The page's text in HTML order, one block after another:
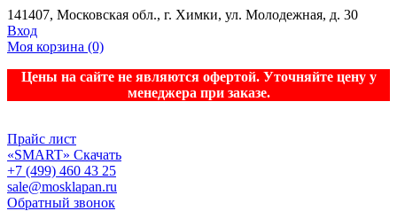
141407, Московская обл., г. Химки, ул. Молодежная, д. 30
Вход
Моя корзина (0)
Цены на сайте не являются офертой. Уточняйте цену у
менеджера при заказе.
Прайс лист
«SMART» Скачать
+7 (499) 460 43 25
sale@mosklapan.ru
Обратный звонок